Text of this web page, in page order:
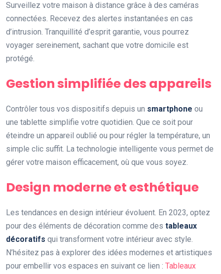
Surveillez votre maison à distance grâce à des caméras
connectées. Recevez des alertes instantanées en cas
d’intrusion. Tranquillité d’esprit garantie, vous pourrez
voyager sereinement, sachant que votre domicile est
protégé.
Gestion simplifiée des appareils
Contrôler tous vos dispositifs depuis un smartphone ou
une tablette simplifie votre quotidien. Que ce soit pour
éteindre un appareil oublié ou pour régler la température, un
simple clic suffit. La technologie intelligente vous permet de
gérer votre maison efficacement, où que vous soyez.
Design moderne et esthétique
Les tendances en design intérieur évoluent. En 2023, optez
pour des éléments de décoration comme des tableaux
décoratifs qui transforment votre intérieur avec style.
N’hésitez pas à explorer des idées modernes et artistiques
pour embellir vos espaces en suivant ce lien : Tableaux